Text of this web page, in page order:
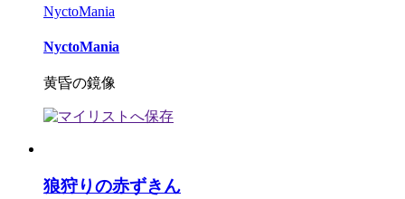
NyctoMania
NyctoMania
黄昏の鏡像
狼狩りの赤ずきん